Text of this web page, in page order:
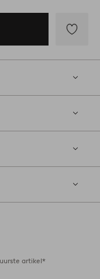
aan
artikel*